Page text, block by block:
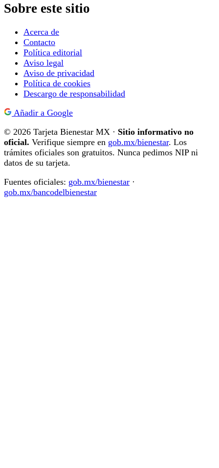
Sobre este sitio
Acerca de
Contacto
Política editorial
Aviso legal
Aviso de privacidad
Política de cookies
Descargo de responsabilidad
Añadir a Google
© 2026 Tarjeta Bienestar MX · Sitio informativo no
oficial. Verifique siempre en gob.mx/bienestar. Los
trámites oficiales son gratuitos. Nunca pedimos NIP ni
datos de su tarjeta.
Fuentes oficiales: gob.mx/bienestar ·
gob.mx/bancodelbienestar